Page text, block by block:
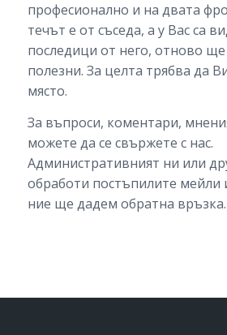
професионално и на двата
течът е от съседа, а у Вас са
последици от него, отново
полезни. За целта трябва да
място.
За въпроси, коментари,
можете да се свържете с нас.
Административният ни или
обработи постъпилите мейли
ние ще дадем обратна връзка.